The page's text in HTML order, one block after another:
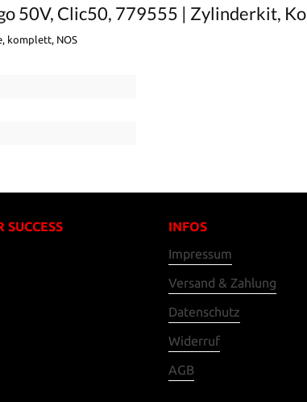
50V, Clic50, 779555 | Zylinderkit,
komplett, NOS
SUCCESS
INFOS
Impressum
Versand & Zahlung
Datenschutz
Widerruf
AGB